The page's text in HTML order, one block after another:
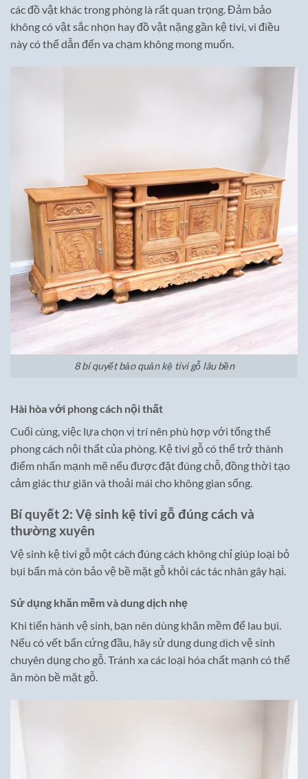
các đồ vật khác trong phòng là rất quan trọng. Đảm bảo
không có vật sắc nhọn hay đồ vật nặng gần kệ tivi, vì điều
này có thể dẫn đến va chạm không mong muốn.
8 bí quyết bảo quản kệ tivi gỗ lâu bền
Hài hòa với phong cách nội thất
Cuối cùng, việc lựa chọn vị trí nên phù hợp với tổng thể
phong cách nội thất của phòng. Kệ tivi gỗ có thể trở thành
điểm nhấn mạnh mẽ nếu được đặt đúng chỗ, đồng thời tạo
cảm giác thư giãn và thoải mái cho không gian sống.
Bí quyết 2: Vệ sinh kệ tivi gỗ đúng cách và
thường xuyên
Vệ sinh kệ tivi gỗ một cách đúng cách không chỉ giúp loại bỏ
bụi bẩn mà còn bảo vệ bề mặt gỗ khỏi các tác nhân gây hại.
Sử dụng khăn mềm và dung dịch nhẹ
Khi tiến hành vệ sinh, bạn nên dùng khăn mềm để lau bụi.
Nếu có vết bẩn cứng đầu, hãy sử dụng dung dịch vệ sinh
chuyên dụng cho gỗ. Tránh xa các loại hóa chất mạnh có thể
ăn mòn bề mặt gỗ.